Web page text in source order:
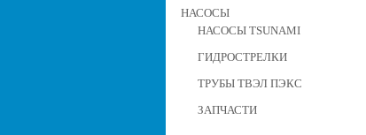
НАСОСЫ
НАСОСЫ TSUNAMI
ГИДРОСТРЕЛКИ
ТРУБЫ ТВЭЛ ПЭКС
ЗАПЧАСТИ